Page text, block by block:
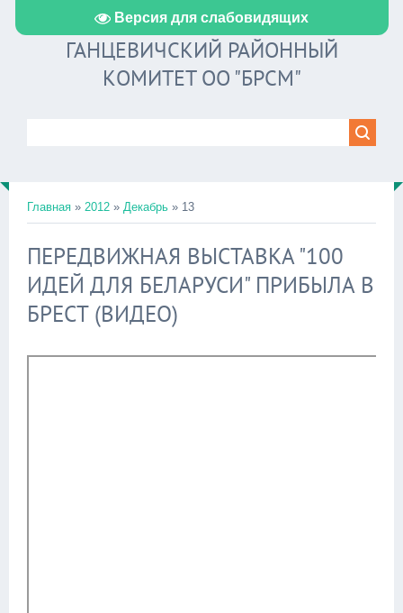
Версия для слабовидящих
ГАНЦЕВИЧСКИЙ РАЙОННЫЙ
КОМИТЕТ ОО "БРСМ"
Главная » 2012 » Декабрь » 13
ПЕРЕДВИЖНАЯ ВЫСТАВКА "100
ИДЕЙ ДЛЯ БЕЛАРУСИ" ПРИБЫЛА В
БРЕСТ (ВИДЕО)